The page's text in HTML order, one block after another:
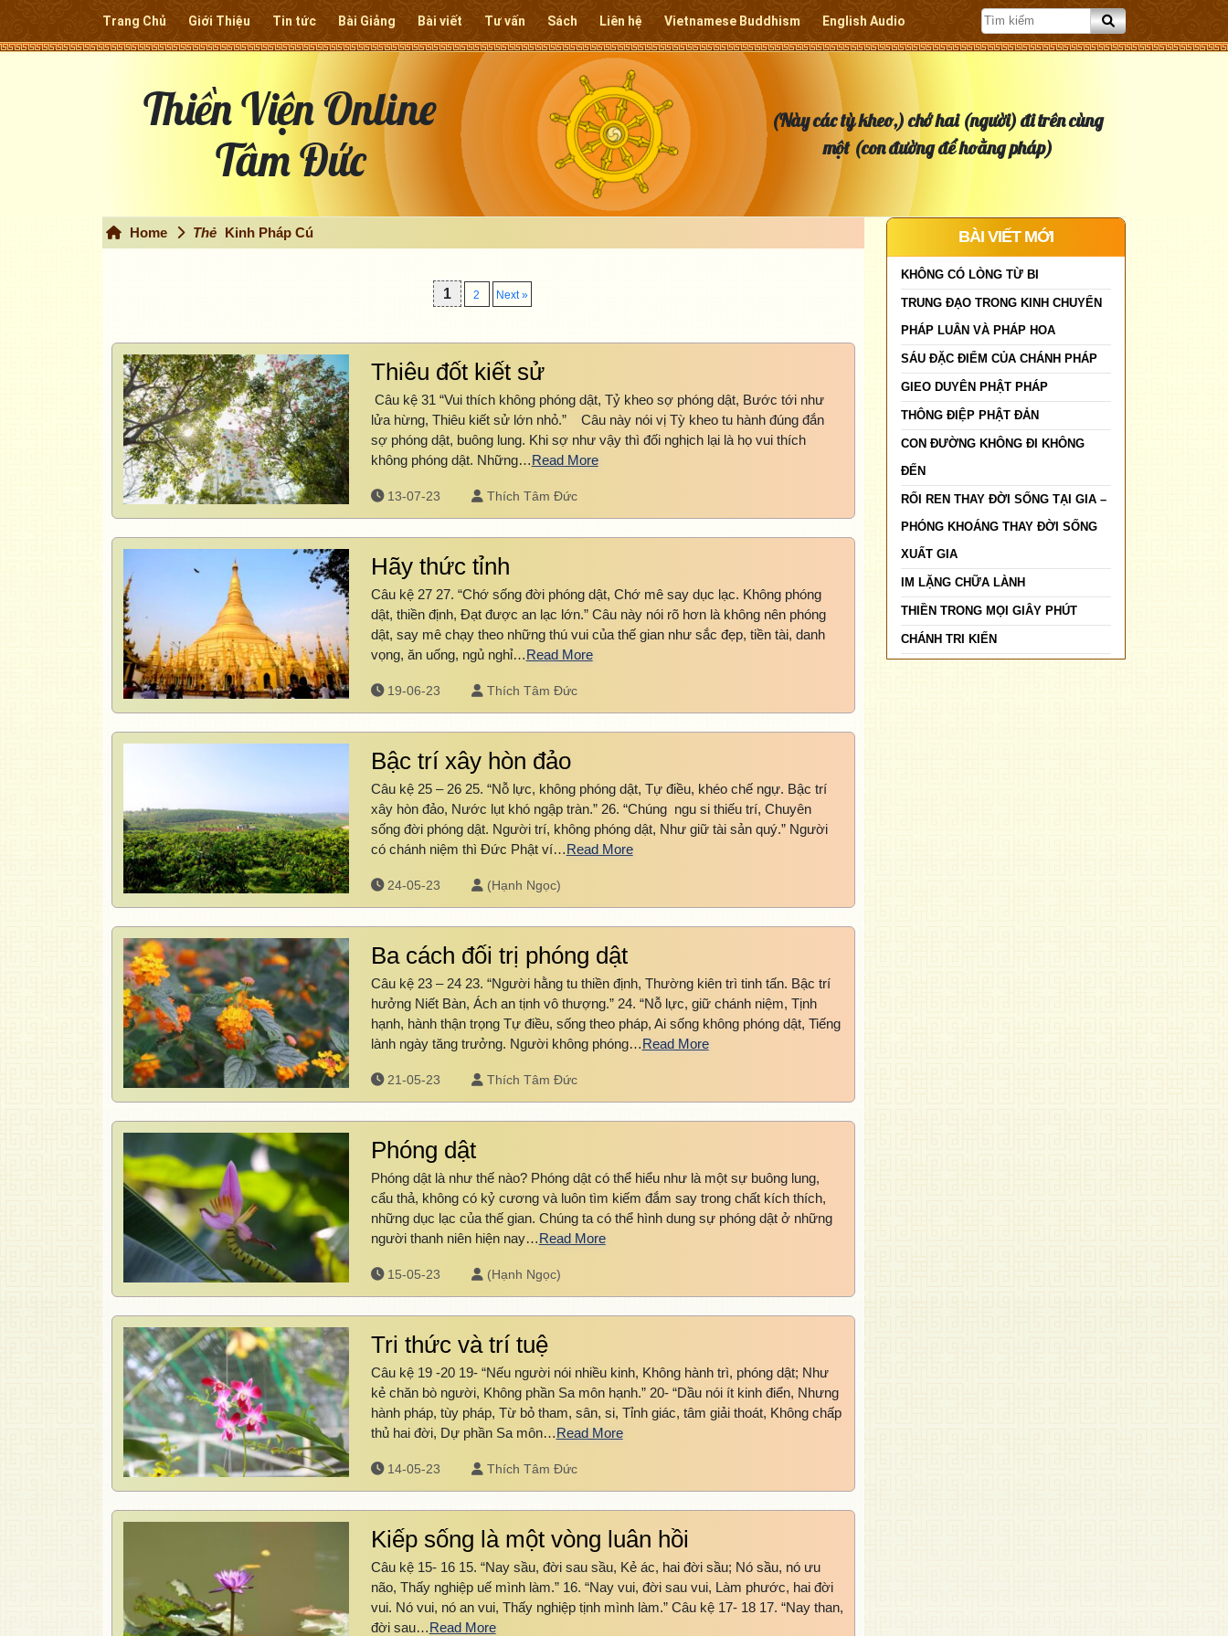
Trang Chủ Giới Thiệu Tin tức Bài Giảng Bài viết Tư vấn Sách Liên hệ Vietnamese Buddhism English Audio
Thiền Viện Online
Tâm Đức
(Này các tỳ kheo,) chớ hai (người) đi trên cùng
một (con đường để hoằng pháp)
Home Thẻ Kinh Pháp Cú
1 2 Next »
Thiêu đốt kiết sử
Câu kệ 31 “Vui thích không phóng dật, Tỷ kheo sợ phóng dật, Bước tới như
lửa hừng, Thiêu kiết sử lớn nhỏ.” Câu này nói vị Tỳ kheo tu hành đúng đắn
sợ phóng dật, buông lung. Khi sợ như vậy thì đối nghịch lại là họ vui thích
không phóng dật. Những…Read More
13-07-23 Thích Tâm Đức
Hãy thức tỉnh
Câu kệ 27 27. “Chớ sống đời phóng dật, Chớ mê say dục lạc. Không phóng
dật, thiền định, Ðạt được an lạc lớn.” Câu này nói rõ hơn là không nên phóng
dật, say mê chạy theo những thú vui của thế gian như sắc đẹp, tiền tài, danh
vọng, ăn uống, ngủ nghỉ…Read More
19-06-23 Thích Tâm Đức
Bậc trí xây hòn đảo
Câu kệ 25 – 26 25. “Nỗ lực, không phóng dật, Tự điều, khéo chế ngự. Bậc trí
xây hòn đảo, Nước lụt khó ngập tràn.” 26. “Chúng ngu si thiếu trí, Chuyên
sống đời phóng dật. Người trí, không phóng dật, Như giữ tài sản quý.” Người
có chánh niệm thì Đức Phật ví…Read More
24-05-23 (Hạnh Ngọc)
Ba cách đối trị phóng dật
Câu kệ 23 – 24 23. “Người hằng tu thiền định, Thường kiên trì tinh tấn. Bậc trí
hưởng Niết Bàn, Ách an tịnh vô thượng.” 24. “Nỗ lực, giữ chánh niệm, Tịnh
hạnh, hành thận trọng Tự điều, sống theo pháp, Ai sống không phóng dật, Tiếng
lành ngày tăng trưởng. Người không phóng…Read More
21-05-23 Thích Tâm Đức
Phóng dật
Phóng dật là như thế nào? Phóng dật có thể hiểu như là một sự buông lung,
cẩu thả, không có kỷ cương và luôn tìm kiếm đắm say trong chất kích thích,
những dục lạc của thế gian. Chúng ta có thể hình dung sự phóng dật ở những
người thanh niên hiện nay…Read More
15-05-23 (Hạnh Ngọc)
Tri thức và trí tuệ
Câu kệ 19 -20 19- “Nếu người nói nhiều kinh, Không hành trì, phóng dật; Như
kẻ chăn bò người, Không phần Sa môn hạnh.” 20- “Dầu nói ít kinh điển, Nhưng
hành pháp, tùy pháp, Từ bỏ tham, sân, si, Tỉnh giác, tâm giải thoát, Không chấp
thủ hai đời, Dự phần Sa môn…Read More
14-05-23 Thích Tâm Đức
Kiếp sống là một vòng luân hồi
Câu kệ 15- 16 15. “Nay sầu, đời sau sầu, Kẻ ác, hai đời sầu; Nó sầu, nó ưu
não, Thấy nghiệp uế mình làm.” 16. “Nay vui, đời sau vui, Làm phước, hai đời
vui. Nó vui, nó an vui, Thấy nghiệp tịnh mình làm.” Câu kệ 17- 18 17. “Nay than,
đời sau…Read More
BÀI VIẾT MỚI
KHÔNG CÓ LÒNG TỪ BI
TRUNG ĐẠO TRONG KINH CHUYỂN
PHÁP LUÂN VÀ PHÁP HOA
SÁU ĐẶC ĐIỂM CỦA CHÁNH PHÁP
GIEO DUYÊN PHẬT PHÁP
THÔNG ĐIỆP PHẬT ĐẢN
CON ĐƯỜNG KHÔNG ĐI KHÔNG
ĐẾN
RỐI REN THAY ĐỜI SỐNG TẠI GIA –
PHÓNG KHOÁNG THAY ĐỜI SỐNG
XUẤT GIA
IM LẶNG CHỮA LÀNH
THIỀN TRONG MỌI GIÂY PHÚT
CHÁNH TRI KIẾN